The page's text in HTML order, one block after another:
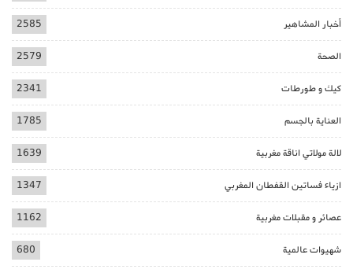
أخبار المشاهير 2585
الصحة 2579
كيك و طورطات 2341
العناية بالجسم 1785
لالة مولاتي اناقة مغربية 1639
ازياء فساتين القفطان المغربي 1347
عصائر و مقبلات مغربية 1162
شهيوات عالمية 680